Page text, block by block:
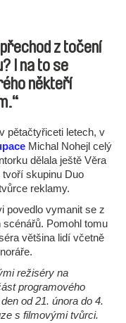
z točení
I na to se
někteří
pětačtyřiceti letech, v
Michal Nohejl celý
dělala ještě Věra
skupinu Duo
reklamy.
povedlo vymanit se z
Pomohl tomu
většina lidí včetně
režiséry na
programového
od 21. února do 4.
s filmovými tvůrci.